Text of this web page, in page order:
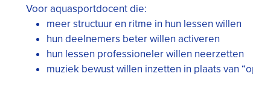
Voor aquasportdocent die:
meer structuur en ritme in hun lessen willen
hun deelnemers beter willen activeren
hun lessen professioneler willen neerzetten
muziek bewust willen inzetten in plaats van